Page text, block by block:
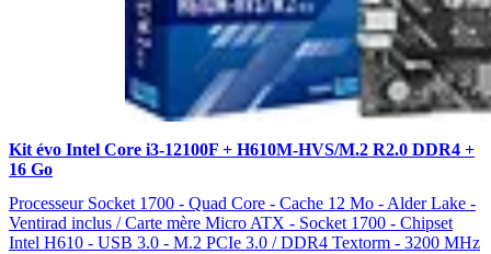
Kit évo Intel Core i3-12100F + H610M-HVS/M.2 R2.0 DDR4 +
16 Go
Processeur Socket 1700 - Quad Core - Cache 12 Mo - Alder Lake -
Ventirad inclus / Carte mère Micro ATX - Socket 1700 - Chipset
Intel H610 - USB 3.0 - M.2 PCIe 3.0 / DDR4 Textorm - 3200 MHz